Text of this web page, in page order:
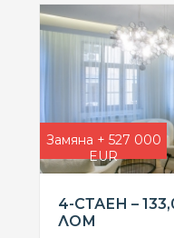
Замяна + 527 000
EUR
4-СТАЕН –
ЛОМ